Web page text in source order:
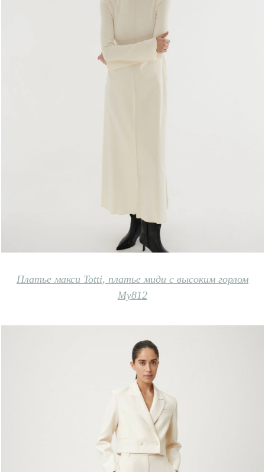
Платье макси Totti, платье миди с высоким горлом
My812